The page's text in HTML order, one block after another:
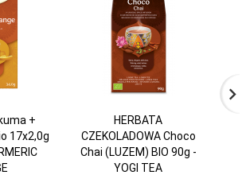
+
17x2,0g
HERBATA
CZEKOLADOWA Choco
Chai (LUZEM) BIO 90g -
YOGI TEA